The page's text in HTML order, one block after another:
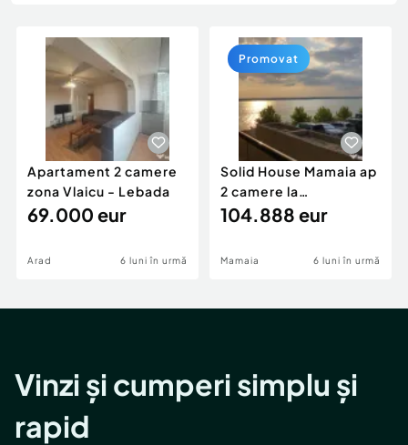
Animale de companie
Afaceri și echipamente profesionale
Inchiriere Bunuri si Vehicule
Piese auto si accesorii
Dacia Duster
Apartament 2 camere
zona Vlaicu - Lebada
69.000 eur
Arad 6 luni în urmă
Solid House Mamaia ap
2 camere la
cheie,langa Mega
104.888 eur
Mamaia 6 luni în urmă
Promovat
Vinzi și cumperi simplu și
rapid